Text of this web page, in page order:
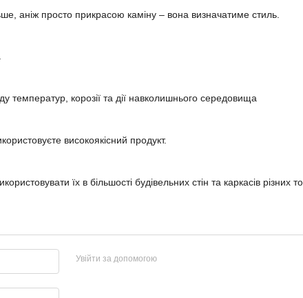
аніж просто прикрасою каміну – вона визначатиме стиль.
температур, корозії та дії навколишнього середовища
високоякісний продукт.
їх в більшості будівельних стін та каркасів різних
Увійти за допомогою